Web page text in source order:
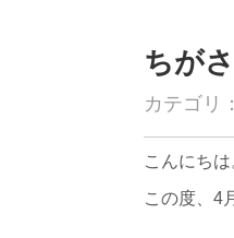
ちが
カテゴリ：
こんにちは
この度、4